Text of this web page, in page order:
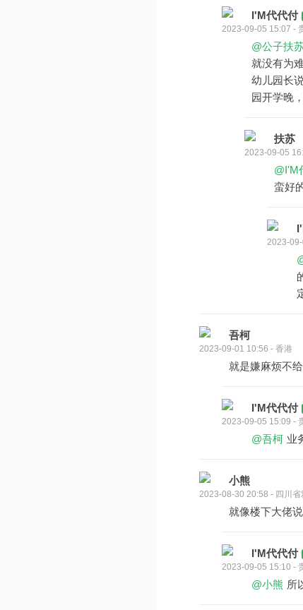
I'M代代付
2023-09-05 15:07 -
@公子扶
就没有为
幼儿园长
园开学晚
扶苏
2023-09-05
@I'M
蛮好
2023-
吾柯
2023-09-01 10:56 - 香港
就是嫌麻烦不
I'M代代付
2023-09-05 15:09 -
@吾柯 业
小熊
2023-08-30 20:58 - 四川省
就像楼下大佬
I'M代代付
2023-09-05 15:10 -
@小熊 所